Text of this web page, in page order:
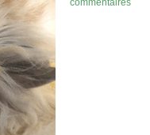
commentaires